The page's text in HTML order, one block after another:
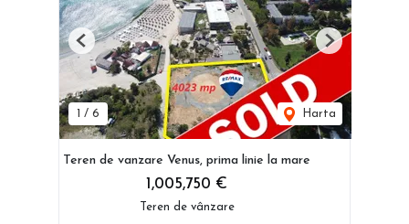
1 / 6 Harta
Previous Next
Teren de vanzare Venus, prima linie la mare
1,005,750 €
Teren de vânzare